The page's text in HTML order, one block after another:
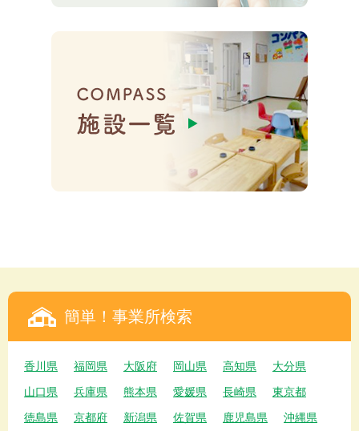
簡単！事業所検索
香川県 福岡県 大阪府 岡山県 高知県
大分県
山口県
兵庫県 熊本県 愛媛県 長崎県
東京都
徳島県
京都府 新潟県 佐賀県 鹿児島県 沖縄県